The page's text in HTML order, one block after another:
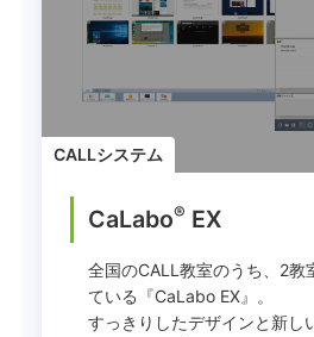
CALLシステム
CaLabo® EX
全国のCALL教室のうち、2教
ている『CaLabo EX』。
すっきりしたデザインと新し